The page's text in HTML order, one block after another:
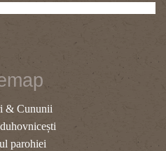
& Cununii
parohiei